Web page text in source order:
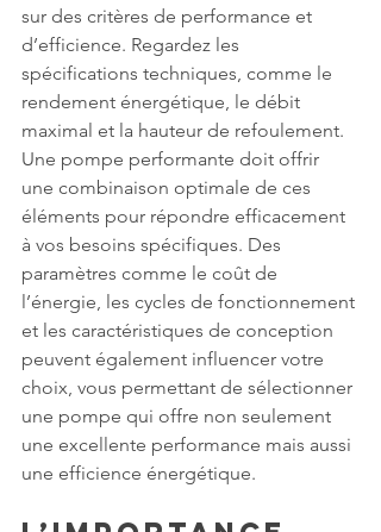
sur des critères de performance et
d’efficience. Regardez les
spécifications techniques, comme le
rendement énergétique, le débit
maximal et la hauteur de refoulement.
Une pompe performante doit offrir
une combinaison optimale de ces
éléments pour répondre efficacement
à vos besoins spécifiques. Des
paramètres comme le coût de
l’énergie, les cycles de fonctionnement
et les caractéristiques de conception
peuvent également influencer votre
choix, vous permettant de sélectionner
une pompe qui offre non seulement
une excellente performance mais aussi
une efficience énergétique.